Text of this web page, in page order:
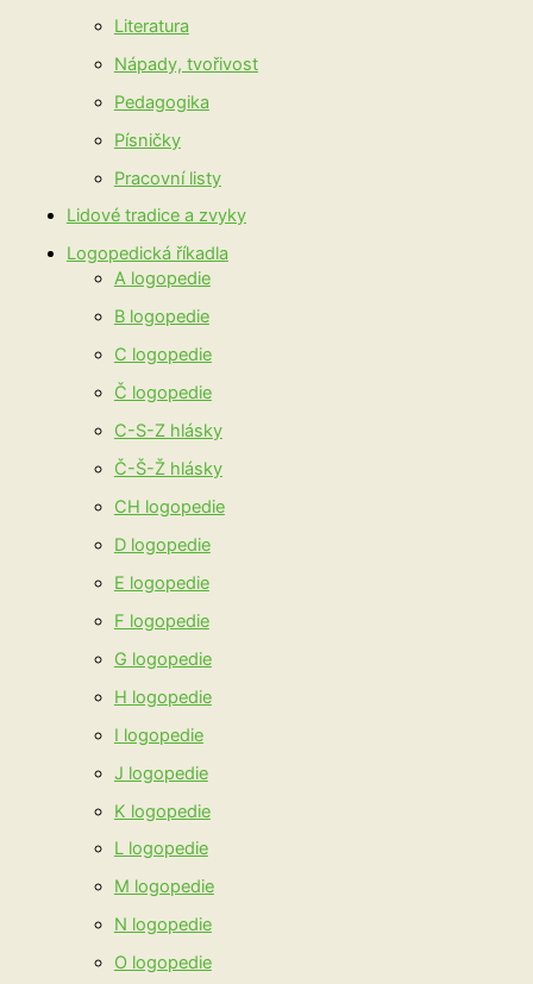
Literatura
Nápady, tvořivost
Pedagogika
Písničky
Pracovní listy
Lidové tradice a zvyky
Logopedická říkadla
A logopedie
B logopedie
C logopedie
Č logopedie
C-S-Z hlásky
Č-Š-Ž hlásky
CH logopedie
D logopedie
E logopedie
F logopedie
G logopedie
H logopedie
I logopedie
J logopedie
K logopedie
L logopedie
M logopedie
N logopedie
O logopedie